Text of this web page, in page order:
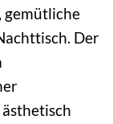
gemütliche
Der